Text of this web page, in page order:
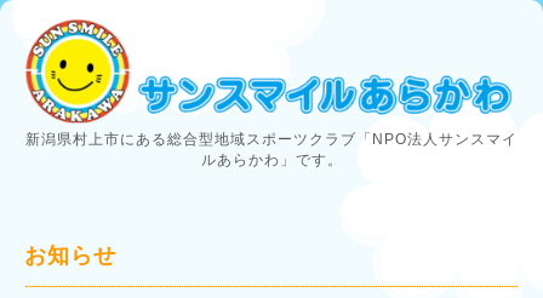
新潟県村上市にある総合型地域スポーツクラブ「NPO法人サンスマイ
ルあらかわ」です。
お知らせ